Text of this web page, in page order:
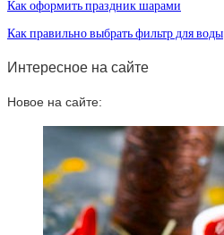
Как оформить праздник шарами
Как правильно выбрать фильтр для воды
Интересное на сайте
Новое на сайте: